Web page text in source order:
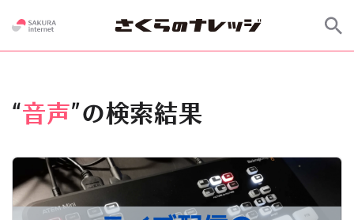
“音声”の検索結果